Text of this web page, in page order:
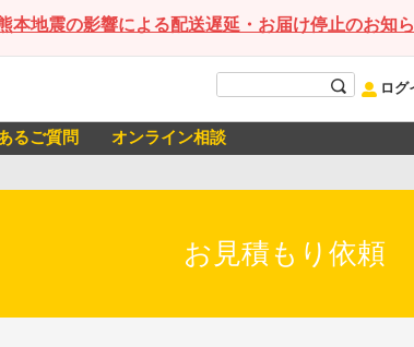
本地震の影響による配送遅延・お届け停止のお知
ログ
るご質問 オンライン相談
お見積もり依頼